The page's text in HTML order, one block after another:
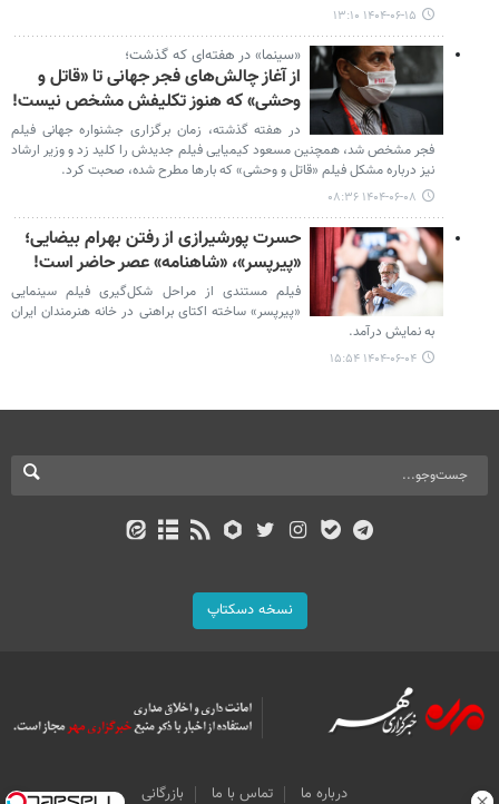
۱۴۰۴-۰۶-۱۵ ۱۳:۱۰
«سینما» در هفته‌ای که گذشت؛
از آغاز چالش‌های فجر جهانی تا «قاتل و
وحشی» که هنوز تکلیفش مشخص نیست!
در هفته گذشته، زمان برگزاری جشنواره جهانی فیلم
فجر مشخص شد، همچنین مسعود کیمیایی فیلم جدیدش را کلید زد و وزیر ارشاد
نیز درباره مشکل فیلم «قاتل و وحشی» که بارها مطرح شده، صحبت کرد.
۱۴۰۴-۰۶-۰۸ ۰۸:۳۶
حسرت پورشیرازی از رفتن بهرام بیضایی؛
«پیرپسر»، «شاهنامه» عصر حاضر است!
فیلم مستندی از مراحل شکل‌گیری فیلم سینمایی
«پیرپسر» ساخته اکتای براهنی در خانه هنرمندان ایران
به نمایش درآمد.
۱۴۰۴-۰۶-۰۴ ۱۵:۵۴
نسخه دسکتاپ
درباره ما تماس با ما بازرگانی